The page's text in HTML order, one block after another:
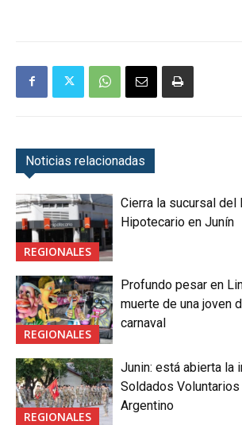
Noticias relacionadas
REGIONALES
Cierra la sucursal del
Hipotecario en Junín
REGIONALES
Profundo pesar en
muerte de una joven
carnaval
REGIONALES
Junin: está abierta la
Soldados
Argentino